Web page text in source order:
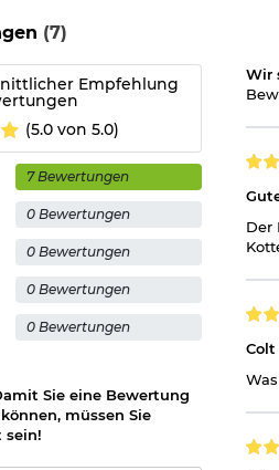
Informationen:
Umgang mit Druckluft-,
(7)
Empfehlung
(5.0 von 5.0)
0 Bewertungen
0 Bewertungen
0 Bewertungen
0 Bewertungen
7 Bewertungen
Sie eine Bewertung
müssen Sie
sein!
Wir
Der
Colt